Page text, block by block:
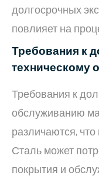
долгосрочных
повлияет на
Требования к
техническому
Требования к
обслуживанию
различаются,
Сталь может
покрытия и